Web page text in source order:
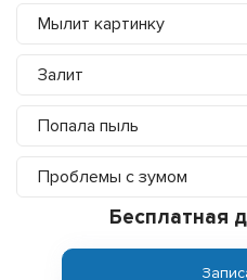
Мылит картинку
Залит
Попала пыль
Проблемы с зумом
Бесплатная